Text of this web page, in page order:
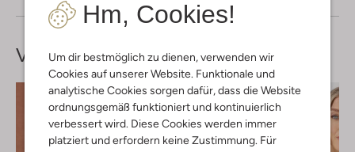
Hm, Cookies!
Um dir bestmöglich zu dienen, verwenden wir
Cookies auf unserer Website. Funktionale und
analytische Cookies sorgen dafür, dass die Website
ordnungsgemäß funktioniert und kontinuierlich
verbessert wird. Diese Cookies werden immer
platziert und erfordern keine Zustimmung. Für
Vervollständige deinenLook